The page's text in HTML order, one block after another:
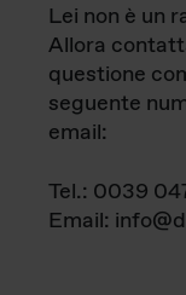
Lei non è un
Allora
questione
seguente
email:
Tel.: 0039
Email: